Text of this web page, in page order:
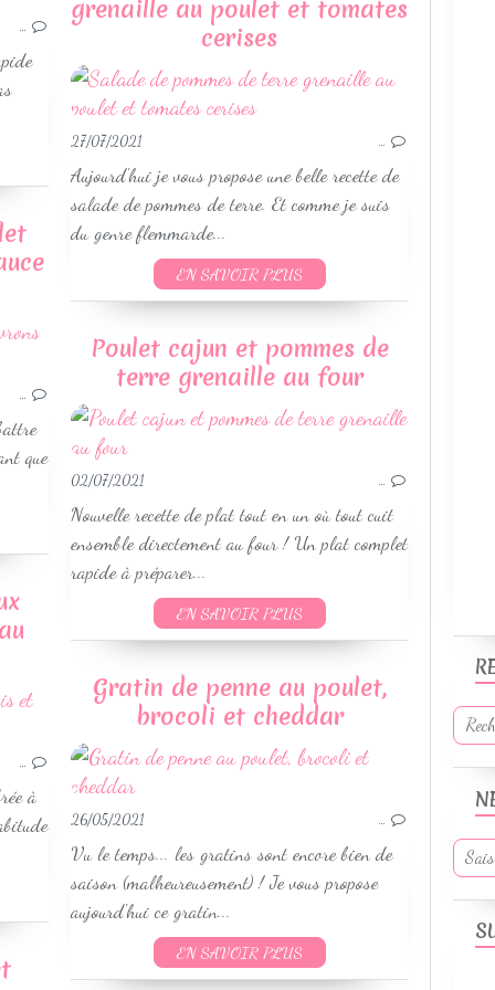
POISSON - CRUSTACÉ ET FRUIT DE MER
WEIGHTWATCHERS
…
grenaille au poulet et tomates
cerises
27/07/2021 …
Aujourd'hui je vous propose une belle recette de
salade de pommes de terre. Et comme je suis
du genre flemmarde...
EN SAVOIR PLUS
SALADES
PÂTES
VOLAILLES
WEIGHTWATCHERS
…
que
Poulet cajun et pommes de
terre grenaille au four
02/07/2021 …
Nouvelle recette de plat tout en un où tout cuit
ensemble directement au four ! Un plat complet
rapide à préparer...
EN SAVOIR PLUS
RECETTES AU COOKEO
VOLAILLES
…
à
Gratin de penne au poulet,
brocoli et cheddar
26/05/2021 …
Vu le temps... les gratins sont encore bien de
saison (malheureusement) ! Je vous propose
aujourd'hui ce gratin...
EN SAVOIR PLUS